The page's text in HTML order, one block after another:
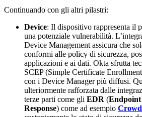
Continuando con gli altri pilastri:
Device: Il dispositivo rappresenta il
una potenziale vulnerabilità.
Device Management assicura che
conformi alle policy di sicurezza,
applicazioni e ai dati. Okta sfrutta
SCEP (Simple Certificate
con i Device Manager più diffusi.
ulteriormente rafforzata dalle
terze parti come gli EDR (Endpoint
Response) come ad esempio